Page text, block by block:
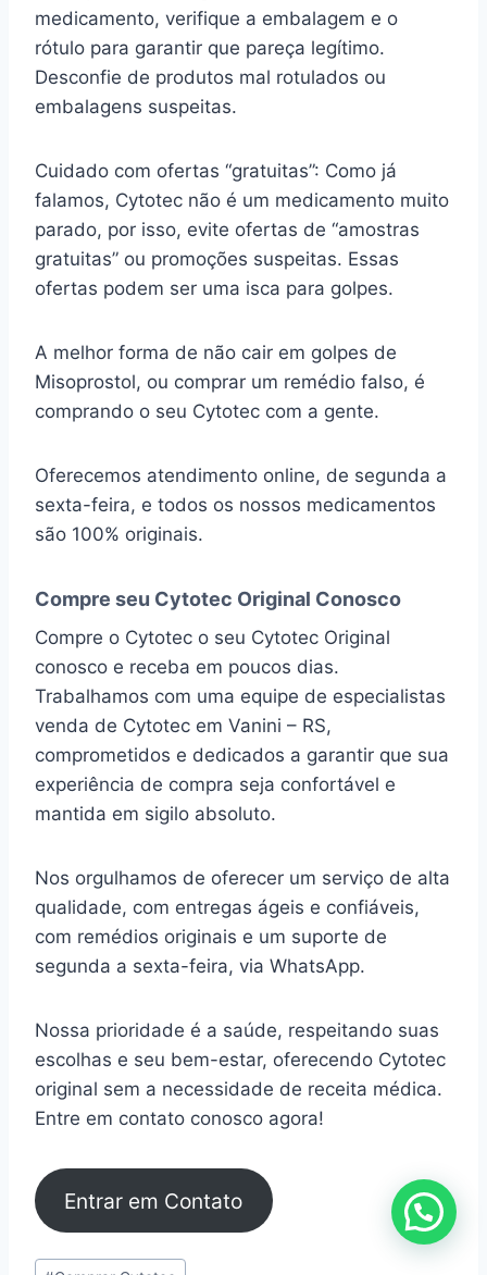
medicamento, verifique a embalagem e o
rótulo para garantir que pareça legítimo.
Desconfie de produtos mal rotulados ou
embalagens suspeitas.
Cuidado com ofertas “gratuitas”: Como já
falamos, Cytotec não é um medicamento muito
parado, por isso, evite ofertas de “amostras
gratuitas” ou promoções suspeitas. Essas
ofertas podem ser uma isca para golpes.
A melhor forma de não cair em golpes de
Misoprostol, ou comprar um remédio falso, é
comprando o seu Cytotec com a gente.
Oferecemos atendimento online, de segunda a
sexta-feira, e todos os nossos medicamentos
são 100% originais.
Compre seu Cytotec Original Conosco
Compre o Cytotec o seu Cytotec Original
conosco e receba em poucos dias.
Trabalhamos com uma equipe de especialistas
venda de Cytotec em Vanini – RS,
comprometidos e dedicados a garantir que sua
experiência de compra seja confortável e
mantida em sigilo absoluto.
Nos orgulhamos de oferecer um serviço de alta
qualidade, com entregas ágeis e confiáveis,
com remédios originais e um suporte de
segunda a sexta-feira, via WhatsApp.
Nossa prioridade é a saúde, respeitando suas
escolhas e seu bem-estar, oferecendo Cytotec
original sem a necessidade de receita médica.
Entre em contato conosco agora!
Entrar em Contato
Tags